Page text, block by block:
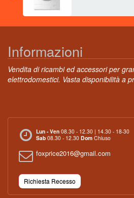
Informazioni
Vendita di ricambi ed accessori per
elettrodomestici. Vasta disponibilità a
Lun - Ven 08.30 - 12.30 | 14.30 - 18-30
Sab 08.30 - 12.30 Dom Chiuso
foxprice2016@gmail.com
Richiesta Recesso